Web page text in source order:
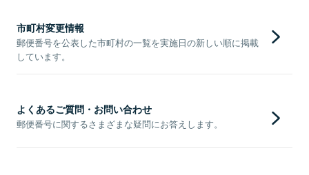
市町村変更情報
郵便番号を公表した市町村の一覧を実施日の新しい順に掲載
しています。
よくあるご質問・お問い合わせ
郵便番号に関するさまざまな疑問にお答えします。